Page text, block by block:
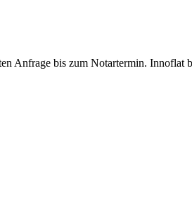
Anfrage bis zum Notartermin. Innoflat